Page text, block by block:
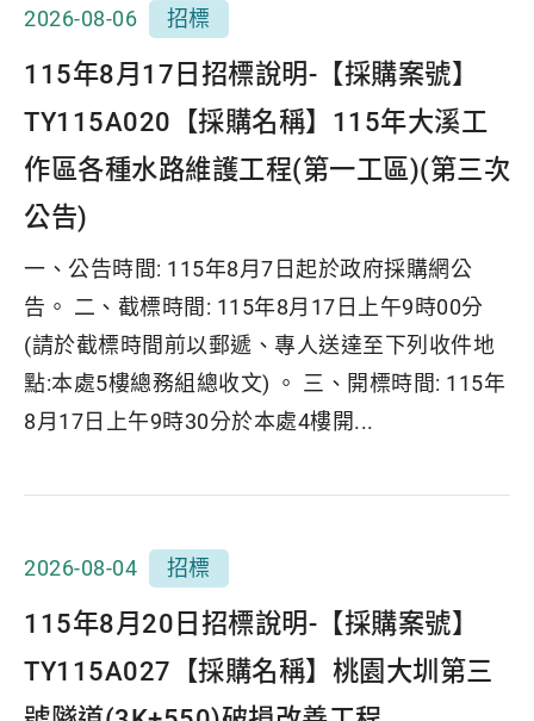
2026-08-06 招標
115年8月17日招標說明-【採購案號】
TY115A020【採購名稱】115年大溪工
作區各種水路維護工程(第一工區)(第三次
公告)
一、公告時間: 115年8月7日起於政府採購網公
告。 二、截標時間: 115年8月17日上午9時00分
(請於截標時間前以郵遞、專人送達至下列收件地
點:本處5樓總務組總收文) 。 三、開標時間: 115年
8月17日上午9時30分於本處4樓開...
2026-08-04 招標
115年8月20日招標說明-【採購案號】
TY115A027【採購名稱】桃園大圳第三